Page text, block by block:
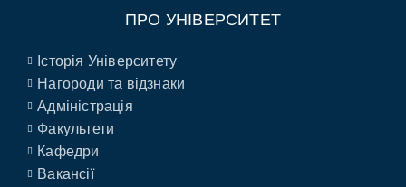
ПРО УНІВЕРСИТЕТ
Історія Університету
Нагороди та відзнаки
Адміністрація
Факультети
Кафедри
Вакансії